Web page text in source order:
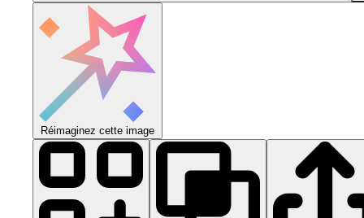
Réimaginez cette image